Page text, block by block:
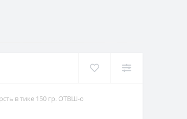
в тике 150 гр. ОТВШ-о